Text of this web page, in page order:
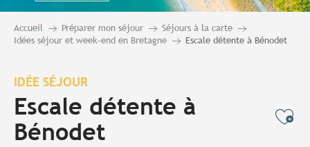
Accueil Préparer mon séjour
Séjours à la carte
Idées séjour et week-end en Bretagne
Escale détente à Bénodet
IDÉE SÉJOUR
Escale détente à
Bénodet